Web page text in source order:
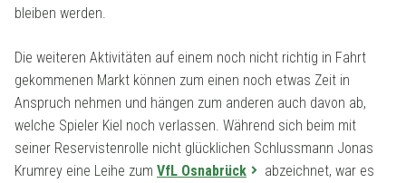
bleiben werden.
Die weiteren Aktivitäten auf einem noch nicht richtig in Fahrt
gekommenen Markt können zum einen noch etwas Zeit in
Anspruch nehmen und hängen zum anderen auch davon ab,
welche Spieler Kiel noch verlassen. Während sich beim mit
seiner Reservistenrolle nicht glücklichen Schlussmann Jonas
Krumrey eine Leihe zum VfL Osnabrück
abzeichnet, war es